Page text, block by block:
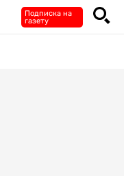
Подписка на
газету